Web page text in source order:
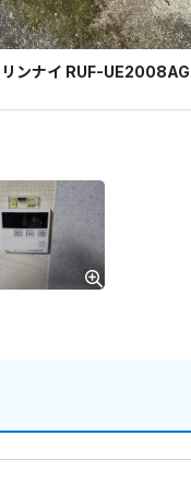
ンナイ RUF-UE2008AG